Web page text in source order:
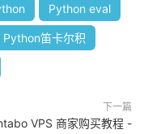
Python eval
Python笛卡尔积
下一篇
VPS 商家购买教程 -